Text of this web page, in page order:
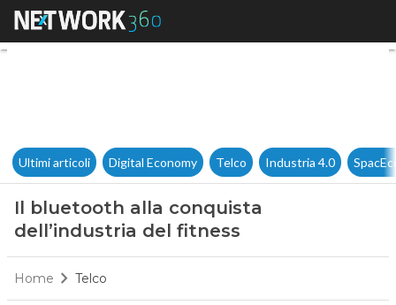
Il bluetooth alla conquista
Ultimi articoli Digital Economy Telco Industria 4.0
Il bluetooth alla conquista
dell’industria del fitness
Home Telco